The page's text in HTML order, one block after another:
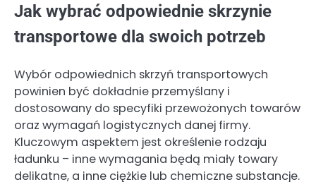
Jak wybrać odpowiednie skrzynie
transportowe dla swoich potrzeb
Wybór odpowiednich skrzyń transportowych
powinien być dokładnie przemyślany i
dostosowany do specyfiki przewożonych towarów
oraz wymagań logistycznych danej firmy.
Kluczowym aspektem jest określenie rodzaju
ładunku – inne wymagania będą miały towary
delikatne, a inne ciężkie lub chemiczne substancje.